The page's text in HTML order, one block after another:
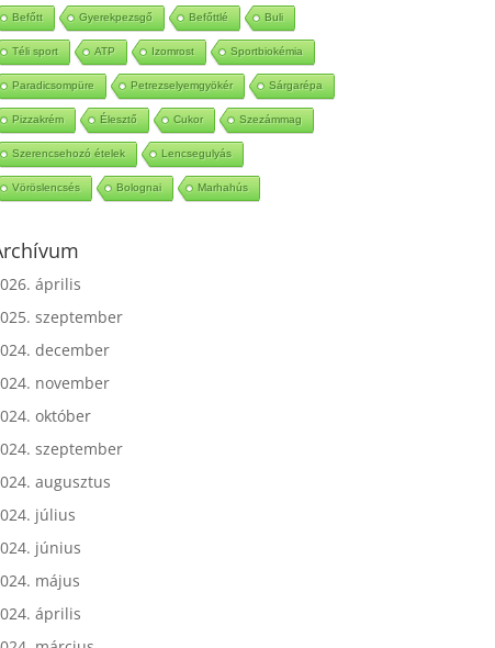
Mézeskalács Ketchup Babérlevél Bólé
Befőtt Gyerekpezsgő Befőttlé Buli
Téli sport ATP Izomrost Sportbiokémia
Paradicsompüre Petrezselyemgyökér Sárgarépa
Pizzakrém Élesztő Cukor Szezámmag
Szerencsehozó ételek Lencsegulyás
Archívum